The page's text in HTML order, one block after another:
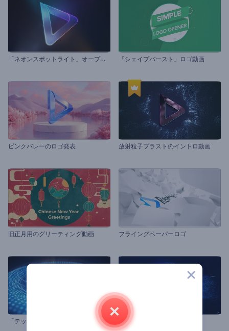
「
ネオンスポットライト」オープニング動画 「シェイプバースト」ロゴ動画
ピンクバレーのロゴ発表 放射粒子ブラストのイントロ動画
旧正月用のグリーティング動画 フライングペーパーロゴ
「テックインパルス」ロゴ動画 敏速な微粒子波ロゴ